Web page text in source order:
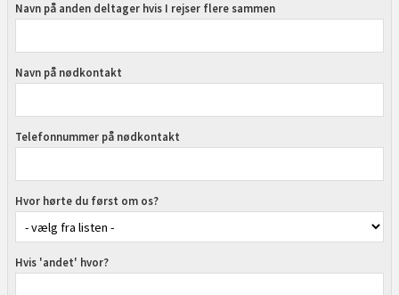
Navn på anden deltager hvis I rejser flere sammen
Navn på nødkontakt
Telefonnummer på nødkontakt
Hvor hørte du først om os?
Hvis 'andet' hvor?